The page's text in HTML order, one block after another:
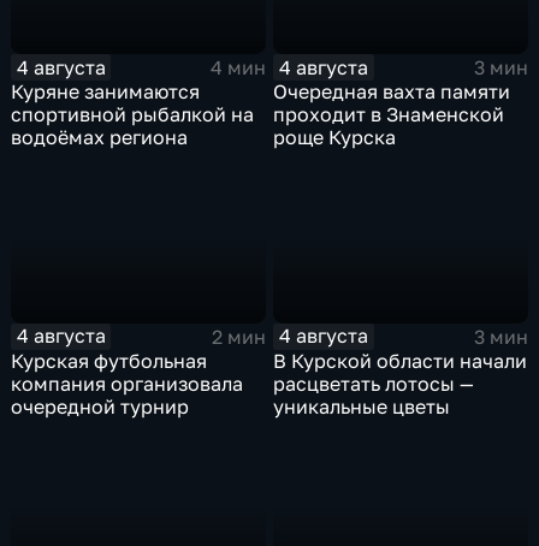
4 августа
4 мин
Куряне занимаются
спортивной рыбалкой на
водоёмах региона
4 августа
3 мин
Очередная вахта памяти
проходит в Знаменской
роще Курска
4 августа
2 мин
Курская футбольная
компания организовала
очередной турнир
4 августа
3 мин
В Курской области начали
расцветать лотосы —
уникальные цветы